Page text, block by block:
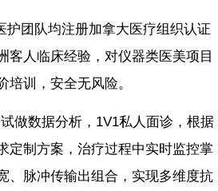
护团队均注册加拿大医疗组织认证
客人临床经验，对仪器类医美项目
培训，安全无风险。
做数据分析，1V1私人面诊，根据
定制方案，治疗过程中实时监控掌
、脉冲传输出组合，实现多维度抗